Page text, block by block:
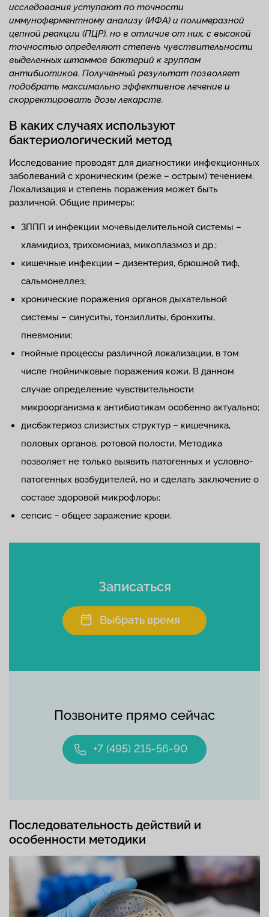
исследования уступают по точности
иммуноферментному анализу (ИФА) и полимеразной
цепной реакции (ПЦР), но в отличие от них, с высокой
точностью определяют степень чувствительности
выделенных штаммов бактерий к группам
антибиотиков. Полученный результат позволяет
подобрать максимально эффективное лечение и
скорректировать дозы лекарств.
В каких случаях используют
бактериологический метод
Исследование проводят для диагностики инфекционных
заболеваний с хроническим (реже – острым) течением.
Локализация и степень поражения может быть
различной. Общие примеры:
ЗППП и инфекции мочевыделительной системы –
хламидиоз, трихомониаз, микоплазмоз и др.;
кишечные инфекции – дизентерия, брюшной тиф,
сальмонеллез;
хронические поражения органов дыхательной
системы – синуситы, тонзиллиты, бронхиты,
пневмонии;
гнойные процессы различной локализации, в том
числе гнойничковые поражения кожи. В данном
случае определение чувствительности
микроорганизма к антибиотикам особенно актуально;
дисбактериоз слизистых структур – кишечника,
половых органов, ротовой полости. Методика
позволяет не только выявить патогенных и условно-
патогенных возбудителей, но и сделать заключение о
составе здоровой микрофлоры;
сепсис – общее заражение крови.
Позвоните прямо сейчас
+7 (495) 215-56-90
Записаться
Выбрать время
Последовательность действий и
особенности методики